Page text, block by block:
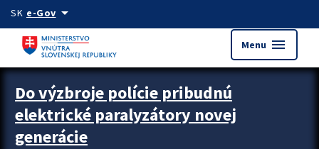
Preskocit na hlavný obsah
SK e-Govarrow_drop_down
Menu menu
Zastavit automatický posun upútavok
Do výzbroje polície pribudnú
elektrické paralyzátory novej
generácie